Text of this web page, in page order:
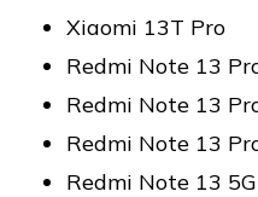
Xiaomi 13T Pro
Redmi Note 13
Redmi Note 13
Redmi Note 13
Redmi Note 13 5G